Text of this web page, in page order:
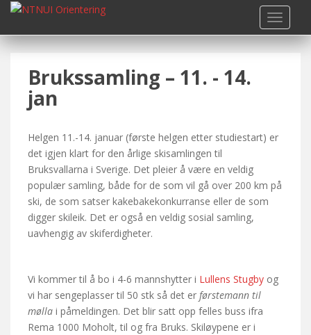
i
Brukssamling – 11. - 14.
jan
Helgen 11.-14. januar (første helgen etter studiestart) er
det igjen klart for den årlige skisamlingen til
Bruksvallarna i Sverige. Det pleier å være en veldig
populær samling, både for de som vil gå over 200 km på
ski, de som satser kakebakekonkurranse eller de som
digger skileik. Det er også en veldig sosial samling,
uavhengig av skiferdigheter.
Vi kommer til å bo i 4-6 mannshytter i Lullens Stugby og
vi har sengeplasser til 50 stk så det er førstemann til
mølla i påmeldingen. Det blir satt opp felles buss ifra
Rema 1000 Moholt, til og fra Bruks. Skiløypene er i